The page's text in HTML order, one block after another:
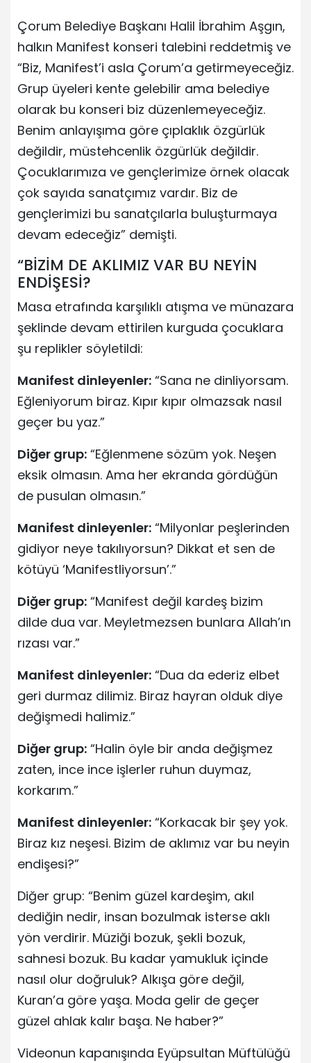
Çorum Belediye Başkanı Halil İbrahim Aşgın,
halkın Manifest konseri talebini reddetmiş ve
“Biz, Manifest’i asla Çorum’a getirmeyeceğiz.
Grup üyeleri kente gelebilir ama belediye
olarak bu konseri biz düzenlemeyeceğiz.
Benim anlayışıma göre çıplaklık özgürlük
değildir, müstehcenlik özgürlük değildir.
Çocuklarımıza ve gençlerimize örnek olacak
çok sayıda sanatçımız vardır. Biz de
gençlerimizi bu sanatçılarla buluşturmaya
devam edeceğiz” demişti.
“BİZİM DE AKLIMIZ VAR BU NEYİN
ENDİŞESİ?
Masa etrafında karşılıklı atışma ve münazara
şeklinde devam ettirilen kurguda çocuklara
şu replikler söyletildi:
Manifest dinleyenler: “Sana ne dinliyorsam.
Eğleniyorum biraz. Kıpır kıpır olmazsak nasıl
geçer bu yaz.”
Diğer grup: “Eğlenmene sözüm yok. Neşen
eksik olmasın. Ama her ekranda gördüğün
de pusulan olmasın.”
Manifest dinleyenler: “Milyonlar peşlerinden
gidiyor neye takılıyorsun? Dikkat et sen de
kötüyü ‘Manifestliyorsun’.”
Diğer grup: “Manifest değil kardeş bizim
dilde dua var. Meyletmezsen bunlara Allah’ın
rızası var.”
Manifest dinleyenler: “Dua da ederiz elbet
geri durmaz dilimiz. Biraz hayran olduk diye
değişmedi halimiz.”
Diğer grup: “Halin öyle bir anda değişmez
zaten, ince ince işlerler ruhun duymaz,
korkarım.”
Manifest dinleyenler: “Korkacak bir şey yok.
Biraz kız neşesi. Bizim de aklımız var bu neyin
endişesi?”
Diğer grup: “Benim güzel kardeşim, akıl
dediğin nedir, insan bozulmak isterse aklı
yön verdirir. Müziği bozuk, şekli bozuk,
sahnesi bozuk. Bu kadar yamukluk içinde
nasıl olur doğruluk? Alkışa göre değil,
Kuran’a göre yaşa. Moda gelir de geçer
güzel ahlak kalır başa. Ne haber?”
Videonun kapanışında Eyüpsultan Müftülüğü